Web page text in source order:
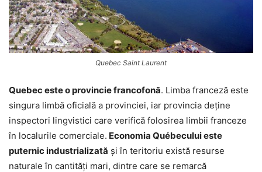
Quebec Saint Laurent
Quebec este o provincie francofonă. Limba franceză este
singura limbă oficială a provinciei, iar provincia deține
inspectori lingvistici care verifică folosirea limbii franceze
în localurile comerciale. Economia Québecului este
puternic industrializată și în teritoriu există resurse
naturale în cantități mari, dintre care se remarcă